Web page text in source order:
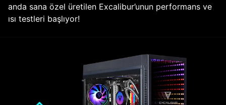
anda sana özel üretilen Excalibur’unun performans ve
ısı testleri başlıyor!